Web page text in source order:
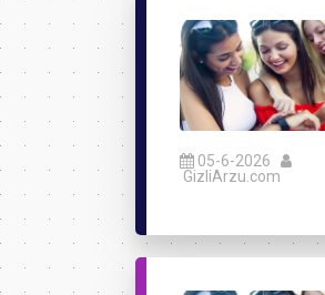
05-6-2026
GizliArzu.com